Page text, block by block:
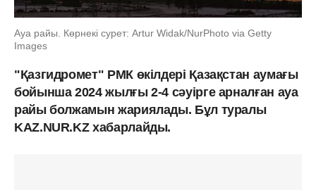
Ауа райы. Көрнекі сурет: Artur Widak/NurPhoto via Getty
Images
"Қазгидромет" РМК өкілдері Қазақстан аумағы
бойынша 2024 жылғы 2-4 сәуірге арналған ауа
райы болжамын жариялады. Бұл туралы
KAZ.NUR.KZ хабарлайды.